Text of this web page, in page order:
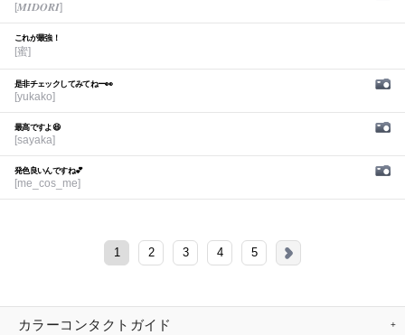
[𝑴𝑰𝑫𝑶𝑹𝑰]
これが最強！
[蜜]
是非チェックしてみてねー👀
[yukako]
最高ですよ😆
[sayaka]
発色良いんですね💕︎
[me_cos_me]
1 2 3 4 5
カラーコンタクトガイド